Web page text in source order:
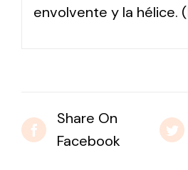
envolvente y la hélice.
Share On
Facebook